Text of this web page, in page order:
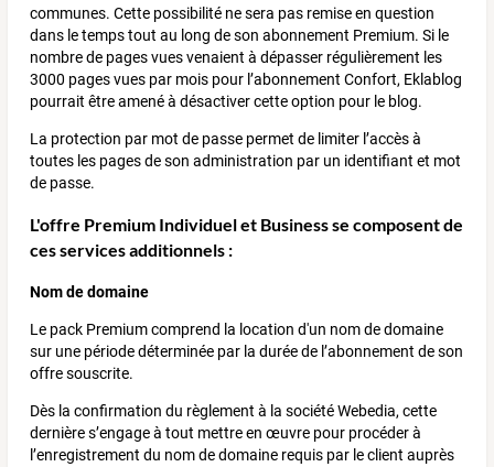
communes. Cette possibilité ne sera pas remise en question
dans le temps tout au long de son abonnement Premium. Si le
nombre de pages vues venaient à dépasser régulièrement les
3000 pages vues par mois pour l’abonnement Confort, Eklablog
pourrait être amené à désactiver cette option pour le blog.
La protection par mot de passe permet de limiter l’accès à
toutes les pages de son administration par un identifiant et mot
de passe.
L'offre Premium Individuel et Business se composent de
ces services additionnels :
Nom de domaine
Le pack Premium comprend la location d'un nom de domaine
sur une période déterminée par la durée de l’abonnement de son
offre souscrite.
Dès la confirmation du règlement à la société Webedia, cette
dernière s’engage à tout mettre en œuvre pour procéder à
l’enregistrement du nom de domaine requis par le client auprès